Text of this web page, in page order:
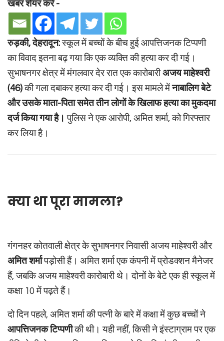
खबर शेयर करें -
रुड़की, देहरादून:स्कूल में बच्चों के बीच हुई आपत्तिजनक टिप्पणी
का विवाद इतना बढ़ गया कि एक व्यक्ति की हत्या कर दी गई।
सुभाषनगर क्षेत्र में मंगलवार देर रात एक कारोबारीअजय माहेश्वरी
(46)की गला दबाकर हत्या कर दी गई। इस मामले मेंनाबालिग बेटे
और उसके माता-पिता समेत तीन लोगों के खिलाफ हत्या का मुकदमा
दर्ज किया गया है। पुलिस ने एक आरोपी, अमित शर्मा, को गिरफ्तार
कर लिया है।
क्या था पूरा मामला?
गंगनहर कोतवाली क्षेत्र के सुभाषनगर निवासी अजय माहेश्वरी और
अमित शर्मापड़ोसी हैं। अमित शर्मा एक कंपनी में प्रोडक्शन मैनेजर
हैं, जबकि अजय माहेश्वरी कारोबारी थे। दोनों के बेटे एक ही स्कूल में
कक्षा 10 में पढ़ते हैं।
दो दिन पहले, अमित शर्मा की पत्नी के बारे में कक्षा में कुछ बच्चों ने
आपत्तिजनक टिप्पणीकी थी। यही नहीं, किसी ने इंस्टाग्राम पर एक